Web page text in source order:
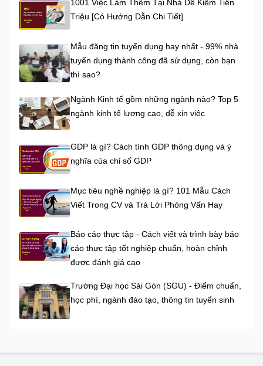
1001 Việc Làm Thêm Tại Nhà Dễ Kiếm Tiền
Triệu [Có Hướng Dẫn Chi Tiết]
Mẫu đăng tin tuyển dụng hay nhất - 99% nhà
tuyển dụng thành công đã sử dụng, còn bạn
thì sao?
Ngành Kinh tế gồm những ngành nào? Top 5
ngành kinh tế lương cao, dễ xin việc
GDP là gì? Cách tính GDP thông dụng và ý
nghĩa của chỉ số GDP
Mục tiêu nghề nghiệp là gì? 101 Mẫu Cách
Viết Trong CV và Trả Lời Phỏng Vấn Hay
Báo cáo thực tập - Cách viết và trình bày báo
cáo thực tập tốt nghiệp chuẩn, hoàn chỉnh
được đánh giá cao
Trường Đại học Sài Gòn (SGU) - Điểm chuẩn,
học phí, ngành đào tạo, thông tin tuyển sinh